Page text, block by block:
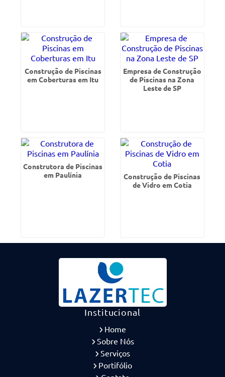
Construção de Piscinas
em Coberturas em Itu
Empresa de Construção
de Piscinas na Zona
Leste de SP
Construtora de Piscinas
em Paulínia
Construção de Piscinas
de Vidro em Cotia
Institucional
Home
Sobre Nós
Serviços
Portifólio